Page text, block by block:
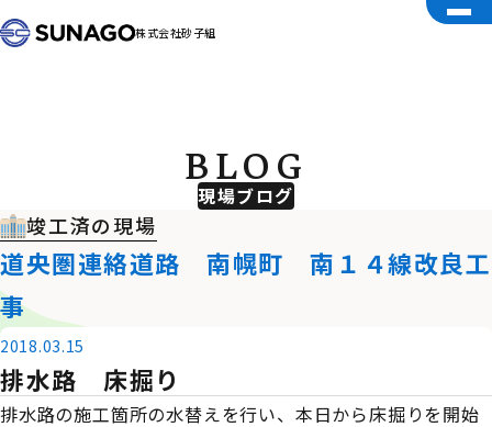
株式会社砂子組
現場ブログ
BLOG
竣工済の現場
道央圏連絡道路 南幌町 南１４線改良工
事
2018.03.15
排水路 床掘り
排水路の施工箇所の水替えを行い、本日から床掘りを開始